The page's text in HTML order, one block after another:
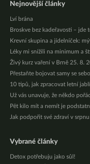
Nejnovější články
Lví brána
Broskve bez kadeřavosti – jde
Krevní skupina a jídelníček:
Léky mi snížili na minimum a
Živý kurz vaření v Brně 25. 8.
Přestaňte bojovat samy se
10 tipů, jak zpracovat letní
Už vás unavuje, že někdo
Pět kilo mít a nemít je
Jak podpořit své zdraví v srpnu
Vybrané články
Detox potřebuju jako sůl!